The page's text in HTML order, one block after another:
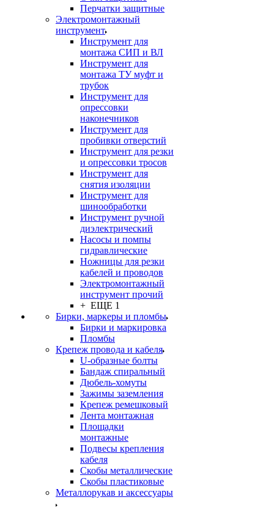
Перчатки защитные
Электромонтажный
инструмент
Инструмент для
монтажа СИП и ВЛ
Инструмент для
монтажа ТУ муфт и
трубок
Инструмент для
опрессовки
наконечников
Инструмент для
пробивки отверстий
Инструмент для резки
и опрессовки тросов
Инструмент для
снятия изоляции
Инструмент для
шинообработки
Инструмент ручной
диэлектрический
Насосы и помпы
гидравлические
Ножницы для резки
кабелей и проводов
Электромонтажный
инструмент прочий
+ ЕЩЕ 1
Бирки, маркеры и пломбы
Бирки и маркировка
Пломбы
Крепеж провода и кабеля
U-образные болты
Бандаж спиральный
Дюбель-хомуты
Зажимы заземления
Крепеж ремешковый
Лента монтажная
Площадки
монтажные
Подвесы крепления
кабеля
Скобы металлические
Скобы пластиковые
Металлорукав и аксессуары